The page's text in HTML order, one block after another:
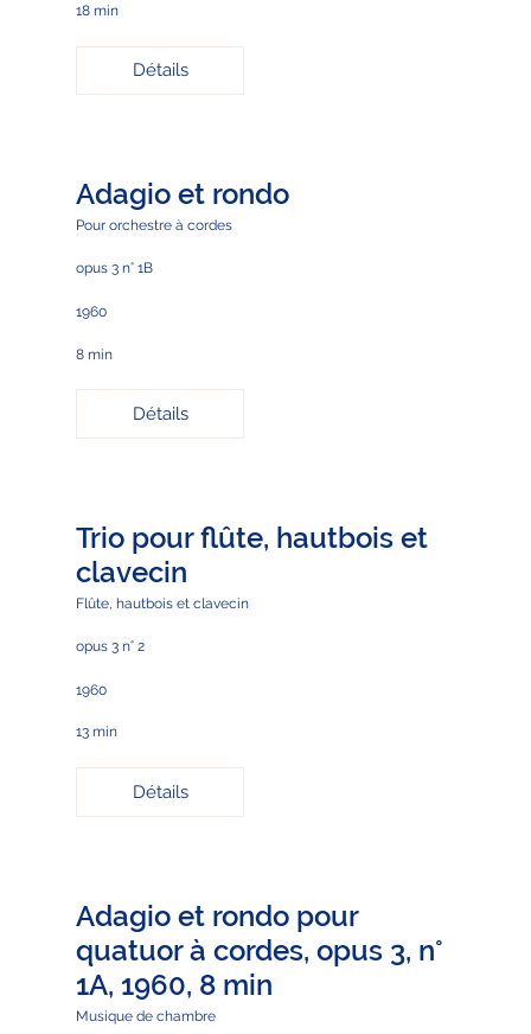
18 min
Détails
Adagio et rondo
Pour orchestre à cordes
opus 3 n° 1B
1960
8 min
Détails
Trio pour flûte, hautbois et
clavecin
Flûte, hautbois et clavecin
opus 3 n° 2
1960
13 min
Détails
Adagio et rondo pour
quatuor à cordes, opus 3, n°
1A, 1960, 8 min
Musique de chambre